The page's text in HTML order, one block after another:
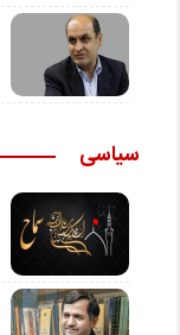
سیاسی